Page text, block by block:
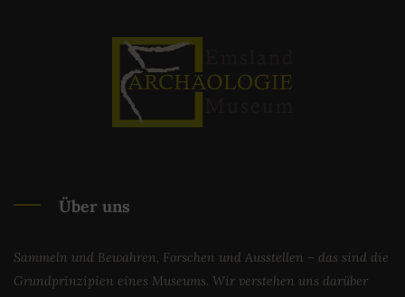
Über uns
Sammeln und Bewahren, Forschen und Ausstellen – das sind die
Grundprinzipien eines Museums. Wir verstehen uns darüber